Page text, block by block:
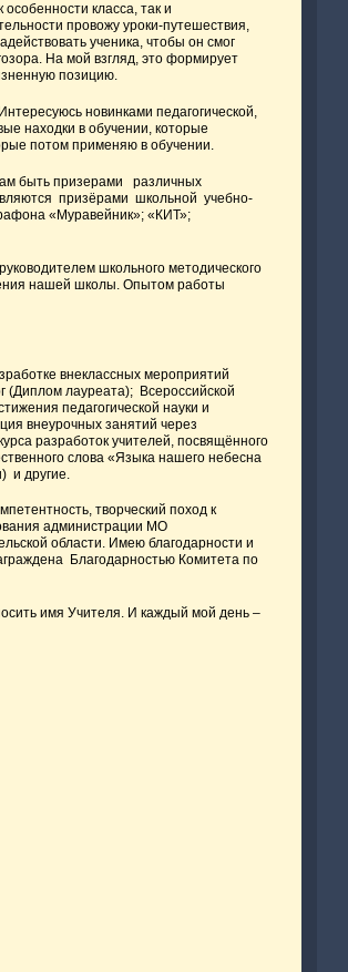
класса, так и
провожу уроки-путешествия,
ученика, чтобы он смог
На мой взгляд, это формирует
позицию.
новинками педагогической,
находки в обучении, которые
потом применяю в обучении.
быть призерами различных
призёрами школьной учебно-
«Муравейник»; «КИТ»;
школьного методического
нашей школы. Опытом работы
внеклассных мероприятий
(Диплом лауреата); Всероссийской
педагогической науки и
внеурочных занятий через
разработок учителей, посвящённого
слова «Языка нашего небесна
и другие.
творческий поход к
администрации МО
области. Имею благодарности и
Благодарностью Комитета по
имя Учителя. И каждый мой день –